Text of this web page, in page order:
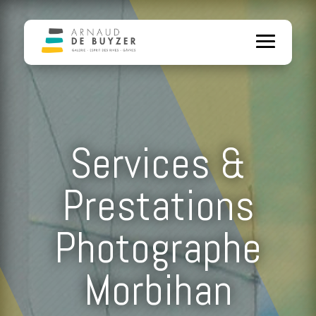
Services &
Prestations
Photographe
Morbihan